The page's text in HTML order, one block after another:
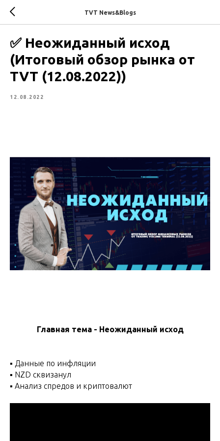
TVT News&Blogs
✅ Неожиданный исход
(Итоговый обзор рынка от
TVT (12.08.2022))
12.08.2022
Главная тема - Неожиданный исход
▪️ Данные по инфляции
▪️ NZD сквизанул
▪️ Анализ спредов и криптовалют